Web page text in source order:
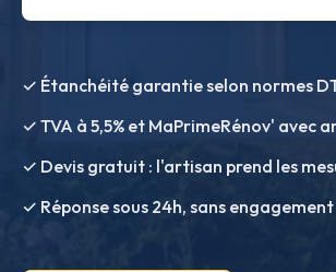
✓ Étanchéité garantie selon normes
✓ TVA à 5,5% et MaPrimeRénov' avec
✓ Devis gratuit : l'artisan prend les
✓ Réponse sous 24h, sans engagement